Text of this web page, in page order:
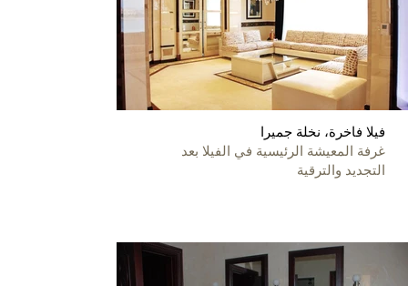
فيلا فاخرة، نخلة جميرا
غرفة المعيشة الرئيسية في الفيلا بعد
التجديد والترقية